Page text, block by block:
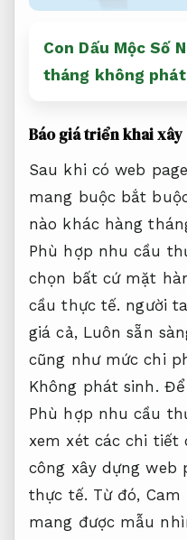
Con Dấu Mộc Số
tháng không
Báo giá triển khai
Sau khi có web
mang buộc bắt
nào khác hàng
Phù hợp nhu cầu
chọn bất cứ mặt
cầu thực tế. người
giá cả, Luôn sẵn
cũng như mức chi
Không phát sinh. Để
Phù hợp nhu cầu
xem xét các chi
công xây dựng web
thực tế. Từ đó, Cam
mang được mẫu